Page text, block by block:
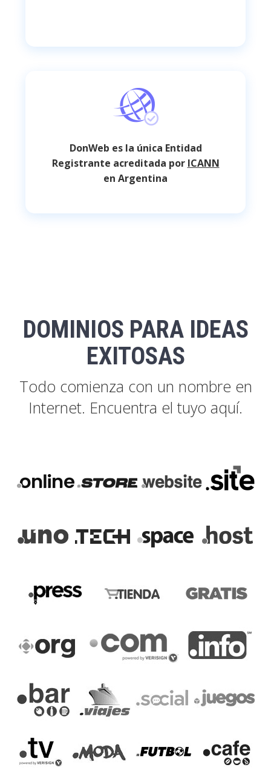
DonWeb es la única Entidad
Registrante acreditada por ICANN
en Argentina
DOMINIOS PARA IDEAS
EXITOSAS
Todo comienza con un nombre en
Internet. Encuentra el tuyo aquí.